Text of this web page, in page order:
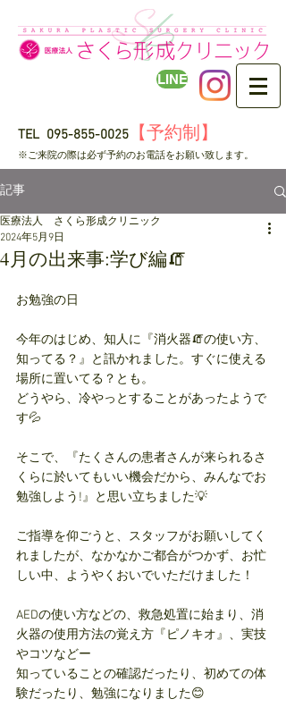
LINE
TEL 095-855-0025 【予約制】
​※ご来院の際は必ず予約のお電話をお願い致します。
記事
4月の出来事:学び編🧯
医療法人 さくら形成クリニック
2024年5月9日
お勉強の日
今年のはじめ、知人に『消火器🧯の使い方、
知ってる？』と訊かれました。すぐに使える
場所に置いてる？とも。
どうやら、冷やっとすることがあったようで
す💦
そこで、『たくさんの患者さんが来られるさ
くらに於いてもいい機会だから、みんなでお
勉強しよう!』と思い立ちました💡
ご指導を仰ごうと、スタッフがお願いしてく
れましたが、なかなかご都合がつかず、お忙
しい中、ようやくおいでいただけました！
AEDの使い方などの、救急処置に始まり、消
火器の使用方法の覚え方『ピノキオ』、実技
やコツなどー
知っていることの確認だったり、初めての体
験だったり、勉強になりました😊